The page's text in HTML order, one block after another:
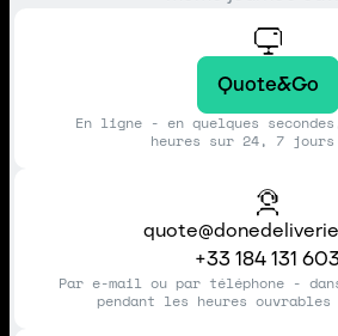
Quote&Go
En ligne - en quelques
heures sur 24, 7
+33 184 131 603
Par e-mail ou par téléphone -
pendant les heures